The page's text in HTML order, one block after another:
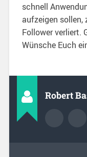
schnell
aufzeigen sollen,
Follower verliert.
Wünsche Euch
Robert